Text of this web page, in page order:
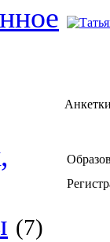
(7)